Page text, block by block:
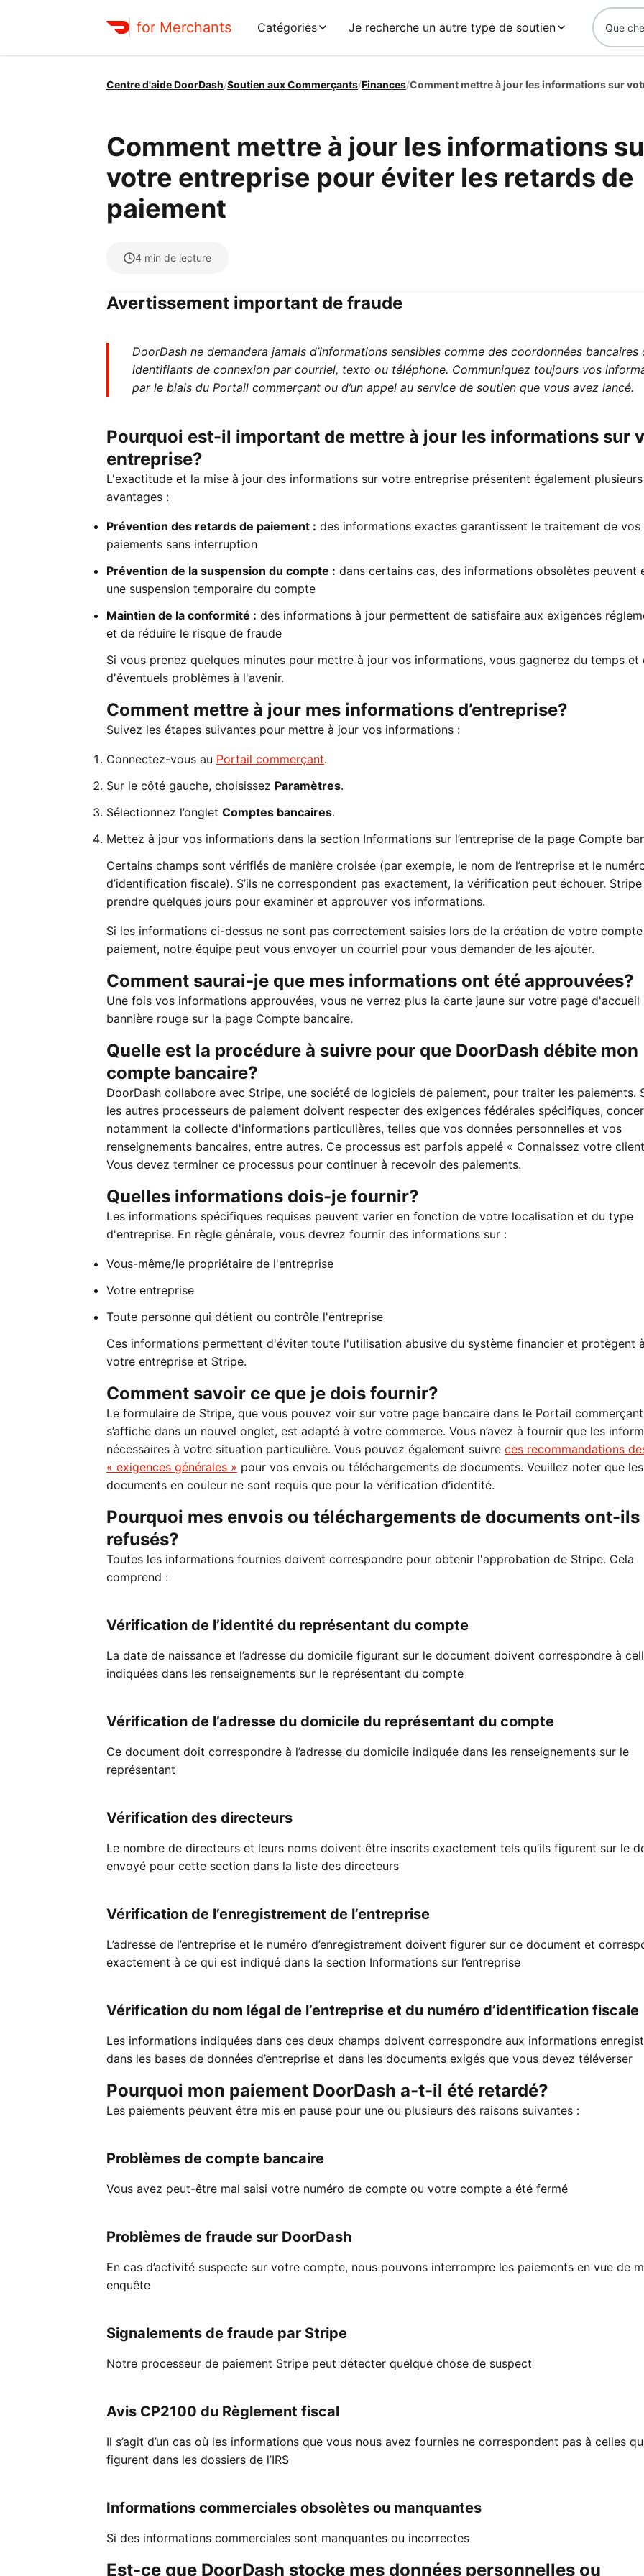
for Merchants Catégories Je recherche un autre type de soutien
Centre d'aide DoorDash/Soutien aux Commerçants/Finances/
Comment mettre à jour les informations
votre entreprise pour éviter les retards de
paiement
4 min de lecture
Avertissement important de fraude
DoorDash ne demandera jamais d’informations sensibles comme des coordonnées bancaires
identifiants de connexion par courriel, texto ou téléphone. Communiquez toujours vos
par le biais du Portail commerçant ou d’un appel au service de soutien que vous avez lancé.
Pourquoi est-il important de mettre à jour les informations sur
entreprise?
L'exactitude et la mise à jour des informations sur votre entreprise présentent également plusieurs
avantages :
Prévention des retards de paiement : des informations exactes garantissent le traitement de vos
paiements sans interruption
Prévention de la suspension du compte : dans certains cas, des informations obsolètes peuvent
une suspension temporaire du compte
Maintien de la conformité : des informations à jour permettent de satisfaire aux exigences
et de réduire le risque de fraude
Si vous prenez quelques minutes pour mettre à jour vos informations, vous gagnerez du temps et
d'éventuels problèmes à l'avenir.
Comment mettre à jour mes informations d’entreprise?
Suivez les étapes suivantes pour mettre à jour vos informations :
Connectez-vous au Portail commerçant.
Sur le côté gauche, choisissez Paramètres.
Sélectionnez l’onglet Comptes bancaires.
Mettez à jour vos informations dans la section Informations sur l’entreprise de la page Compte
Certains champs sont vérifiés de manière croisée (par exemple, le nom de l’entreprise et le
d’identification fiscale). S’ils ne correspondent pas exactement, la vérification peut échouer.
prendre quelques jours pour examiner et approuver vos informations.
Si les informations ci-dessus ne sont pas correctement saisies lors de la création de votre
paiement, notre équipe peut vous envoyer un courriel pour vous demander de les ajouter.
Comment saurai-je que mes informations ont été approuvées?
Une fois vos informations approuvées, vous ne verrez plus la carte jaune sur votre page d'accueil
bannière rouge sur la page Compte bancaire.
Quelle est la procédure à suivre pour que DoorDash débite mon
compte bancaire?
DoorDash collabore avec Stripe, une société de logiciels de paiement, pour traiter les paiements.
les autres processeurs de paiement doivent respecter des exigences fédérales spécifiques,
notamment la collecte d'informations particulières, telles que vos données personnelles et vos
renseignements bancaires, entre autres. Ce processus est parfois appelé « Connaissez votre
Vous devez terminer ce processus pour continuer à recevoir des paiements.
Quelles informations dois-je fournir?
Les informations spécifiques requises peuvent varier en fonction de votre localisation et du type
d'entreprise. En règle générale, vous devrez fournir des informations sur :
Vous-même/le propriétaire de l'entreprise
Votre entreprise
Toute personne qui détient ou contrôle l'entreprise
Ces informations permettent d'éviter toute l'utilisation abusive du système financier et protègent
votre entreprise et Stripe.
Comment savoir ce que je dois fournir?
Le formulaire de Stripe, que vous pouvez voir sur votre page bancaire dans le Portail
s’affiche dans un nouvel onglet, est adapté à votre commerce. Vous n’avez à fournir que les
nécessaires à votre situation particulière. Vous pouvez également suivre ces recommandations
« exigences générales » pour vos envois ou téléchargements de documents. Veuillez noter que les
documents en couleur ne sont requis que pour la vérification d’identité.
Pourquoi mes envois ou téléchargements de documents ont-ils
refusés?
Toutes les informations fournies doivent correspondre pour obtenir l'approbation de Stripe. Cela
comprend :
Vérification de l’identité du représentant du compte
La date de naissance et l’adresse du domicile figurant sur le document doivent correspondre à
indiquées dans les renseignements sur le représentant du compte
Vérification de l’adresse du domicile du représentant du compte
Ce document doit correspondre à l’adresse du domicile indiquée dans les renseignements sur le
représentant
Vérification des directeurs
Le nombre de directeurs et leurs noms doivent être inscrits exactement tels qu’ils figurent sur le
envoyé pour cette section dans la liste des directeurs
Vérification de l’enregistrement de l’entreprise
L’adresse de l’entreprise et le numéro d’enregistrement doivent figurer sur ce document et
exactement à ce qui est indiqué dans la section Informations sur l’entreprise
Vérification du nom légal de l’entreprise et du numéro d’identification fiscale
Les informations indiquées dans ces deux champs doivent correspondre aux informations
dans les bases de données d’entreprise et dans les documents exigés que vous devez téléverser
Pourquoi mon paiement DoorDash a-t-il été retardé?
Les paiements peuvent être mis en pause pour une ou plusieurs des raisons suivantes :
Problèmes de compte bancaire
Vous avez peut-être mal saisi votre numéro de compte ou votre compte a été fermé
Problèmes de fraude sur DoorDash
En cas d’activité suspecte sur votre compte, nous pouvons interrompre les paiements en vue de
enquête
Signalements de fraude par Stripe
Notre processeur de paiement Stripe peut détecter quelque chose de suspect
Avis CP2100 du Règlement fiscal
Il s’agit d’un cas où les informations que vous nous avez fournies ne correspondent pas à celles
figurent dans les dossiers de l’IRS
Informations commerciales obsolètes ou manquantes
Si des informations commerciales sont manquantes ou incorrectes
Est-ce que DoorDash stocke mes données personnelles ou